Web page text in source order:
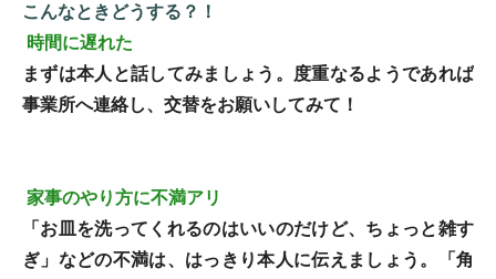
こんなときどうする？！
時間に遅れた
まずは本人と話してみましょう。度重なるようであれば
事業所へ連絡し、交替をお願いしてみて！
家事のやり方に不満アリ
「お皿を洗ってくれるのはいいのだけど、ちょっと雑す
ぎ」などの不満は、はっきり本人に伝えましょう。「角